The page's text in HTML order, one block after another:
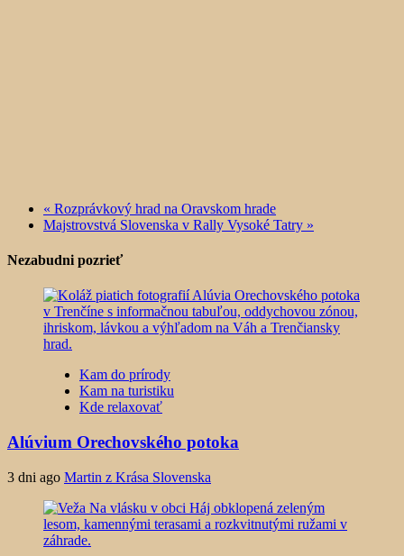
« Rozprávkový hrad na Oravskom hrade
Majstrovstvá Slovenska v Rally Vysoké Tatry »
Nezabudni pozrieť
Kam do prírody
Kam na turistiku
Kde relaxovať
Alúvium Orechovského potoka
3 dni ago Martin z Krása Slovenska